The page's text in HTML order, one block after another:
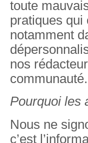
toute
pratiques qui
notamment
nos
communauté.
Pourquoi les
Nous ne
c’est